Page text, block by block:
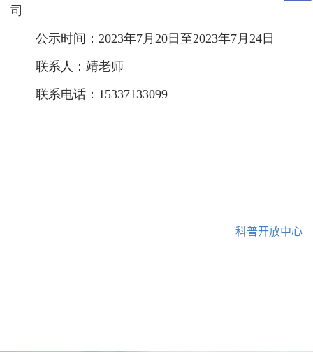
司
公示时间： 2023年7月20日至2023年7月24日
联系人： 靖老师
联系电话： 1 5337133099
科普开放中心